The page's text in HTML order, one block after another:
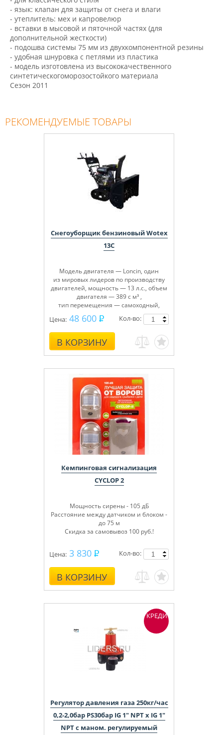
- язык: клапан для защиты от снега и влаги
- утеплитель: мех и капровелюр
- вставки в мысовой и пяточной частях (для
дополнительной жесткости)
- подошва системы 75 мм из двухкомпонентной резины
- удобная шнуровка с петлями из пластика
- модель изготовлена из высококачественного
синтетическогоморозостойкого материала
Сезон 2011
РЕКОМЕНДУЕМЫЕ ТОВАРЫ
Снегоуборщик бензиновый Wotex
13C
Модель двигателя — Loncin, один
из мировых лидеров по производству
двигателей, мощность — 13 л.с., объем
двигателя — 389 с м³ ,
тип перемещения — самоходный,
объем топливного бака — 6,5 л, ширина
захвата — 83 см, высота захвата — 54
см, регулировка высоты желоба — 2
положения джойстиком с панели
оператора, направление
горизонтального выброса снега — 190°,
запуск, фара, скребок для чистки узлов
и механизмов.
Цена: 48 600
В КОРЗИНУ
Кол-во:
Кемпинговая сигнализация
CYCLOP 2
Мощность сирены - 105 дБ
Расстояние между датчиком и блоком -
до 75 м
Скидка за самовывоз 100 руб.!
Цена: 3 830
В КОРЗИНУ
Кол-во:
Регулятор давления газа 250кг/час
0,2-2,0бар PS30бар IG 1" NPT x IG 1"
NPT с маном. регулируемый
КРЕДИТ